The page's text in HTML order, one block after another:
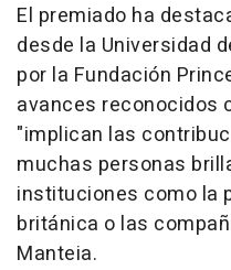
El premiado ha
desde la Universidad
por la Fundación
avances reconocidos
"implican las
muchas personas
instituciones como la
británica o las
Manteia.